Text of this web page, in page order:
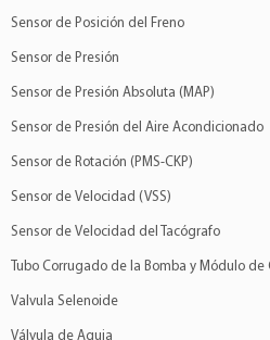
Sensor de Posición del Freno
Sensor de Presión
Sensor de Presión Absoluta (MAP)
Sensor de Presión del Aire Acondicionado
Sensor de Rotación (PMS-CKP)
Sensor de Velocidad (VSS)
Sensor de Velocidad del Tacógrafo
Tubo Corrugado de la Bomba y Módulo
Valvula Selenoide
Válvula de Aguja